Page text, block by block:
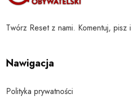
Twórz Reset z nami. Komentuj, pisz
Nawigacja
Polityka prywatności